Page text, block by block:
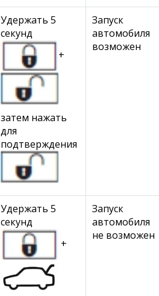
Удержать 5
секунд
+
затем нажать
для
подтверждения
Запуск
автомобиля
возможен
Удержать 5
секунд
+
Запуск
автомобиля
не возможен